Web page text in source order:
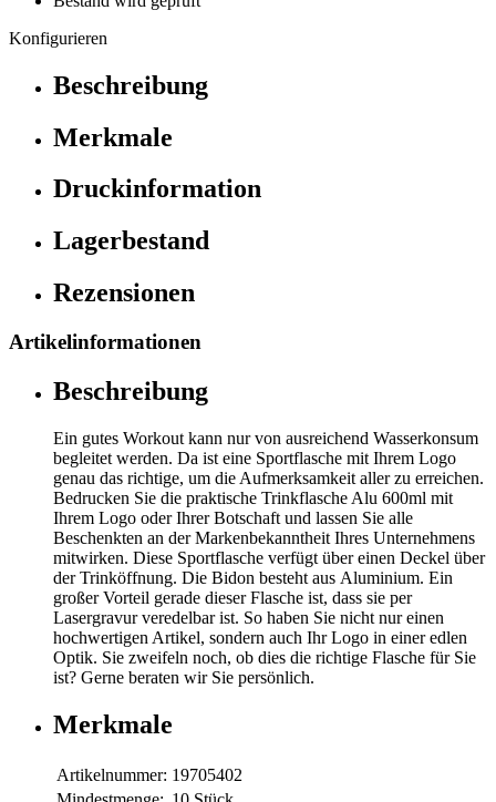
Konfigurieren
Beschreibung
Merkmale
Druckinformation
Lagerbestand
Rezensionen
Artikelinformationen
Beschreibung
Ein gutes Workout kann nur von ausreichend Wasserkonsum
begleitet werden. Da ist eine Sportflasche mit Ihrem Logo
genau das richtige, um die Aufmerksamkeit aller zu erreichen.
Bedrucken Sie die praktische Trinkflasche Alu 600ml mit
Ihrem Logo oder Ihrer Botschaft und lassen Sie alle
Beschenkten an der Markenbekanntheit Ihres Unternehmens
mitwirken. Diese Sportflasche verfügt über einen Deckel über
der Trinköffnung. Die Bidon besteht aus Aluminium. Ein
großer Vorteil gerade dieser Flasche ist, dass sie per
Lasergravur veredelbar ist. So haben Sie nicht nur einen
hochwertigen Artikel, sondern auch Ihr Logo in einer edlen
Optik. Sie zweifeln noch, ob dies die richtige Flasche für Sie
ist? Gerne beraten wir Sie persönlich.
Merkmale
Artikelnummer: 19705402